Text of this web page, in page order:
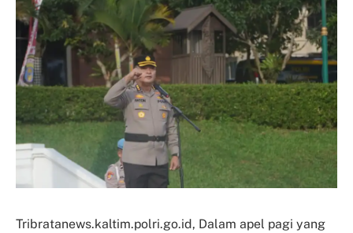
Tribratanews.kaltim.polri.go.id, Dalam apel pagi yang